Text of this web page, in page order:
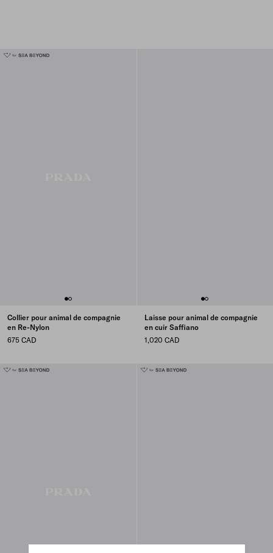
Collier pour animal de compagnie
en Re-Nylon
675 CAD
Laisse pour animal de compagnie
en cuir Saffiano
1,020 CAD